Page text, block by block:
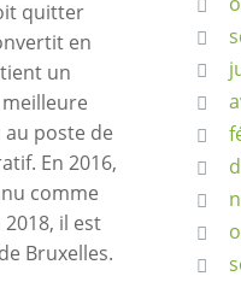
quitter
en
un
au poste de
En 2016,
comme
il est
Bruxelles.